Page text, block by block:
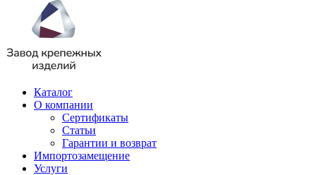
Каталог
О компании
Сертификаты
Статьи
Гарантии и возврат
Импортозамещение
Услуги